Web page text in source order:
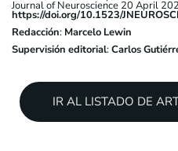
Journal of Neuroscience 20 April
https://doi.org/10.1523/
Redacción: Marcelo Lewin
Supervisión editorial:Carlos
IR AL LISTADO DE